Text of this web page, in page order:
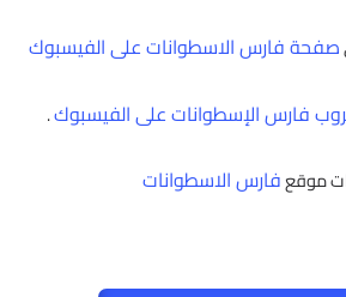
صفحة فارس الاسطوانات على الفيسبوك
فارس الإسطوانات على الفيسبوك.
موقعفارس الاسطوانات